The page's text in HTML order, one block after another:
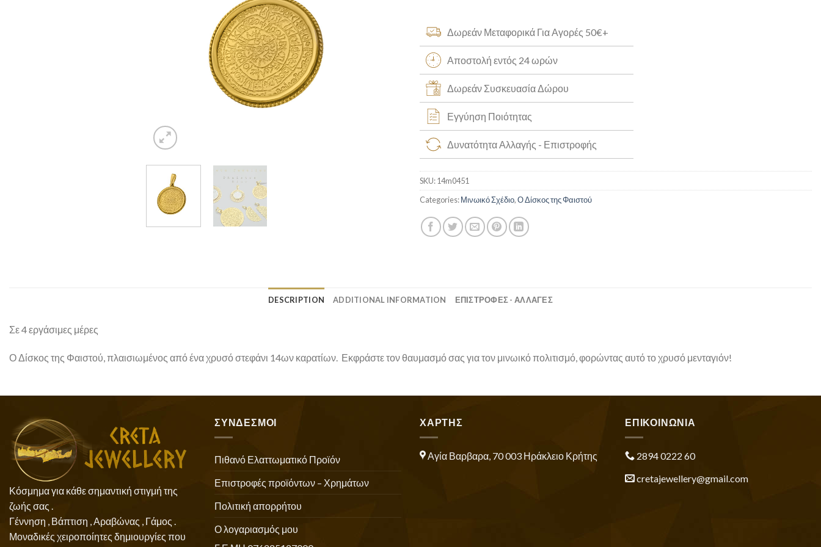
Δωρεάν Μεταφορικά Για Αγορές 50€+
Αποστολή εντός 24 ωρών
Δωρεάν Συσκευασία Δώρου
Εγγύηση Ποιότητας
Δυνατότητα Αλλαγής - Επιστροφής
SKU:14m0451
Categories:Μινωικό Σχέδιο,Ο Δίσκος της Φαιστού
DESCRIPTION ADDITIONAL INFORMATION ΕΠΙΣΤΡΟΦΕΣ - ΑΛΛΑΓΕΣ
Σε 4 εργάσιμες μέρες
Ο Δίσκος της Φαιστού, πλαισιωμένος από ένα χρυσό στεφάνι 14ων καρατίων. Εκφράστε τον θαυμασμό σας για τον μινωικό πολιτισμό, φορώντας αυτό το χρυσό μενταγιόν!
Κόσμημα για κάθε σημαντική στιγμή της
ζωής σας .
Γέννηση , Βάπτιση , Αραβώνας , Γάμος .
Μοναδικές χειροποίητες δημιουργίες που
ΣΥΝΔΕΣΜΟΙ
Πιθανό Ελαττωματικό Προϊόν
Επιστροφές προϊόντων – Χρημάτων
Πολιτική απορρήτου
Ο λογαριασμός μου
ΧΑΡΤΗΣ
Αγία Βαρβαρα, 70 003 Ηράκλειο Κρήτης
ΕΠΙΚΟΙΝΩΝΙΑ
2894 0222 60
cretajewellery@gmail.com